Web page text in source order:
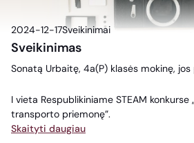
2024-12-17Sveikinimai
Sveikinimas
Sonatą Urbaitę, 4a(P) klasės mokinę, jos
I vieta Respublikiniame STEAM konkurse
transporto priemonę”.
Skaityti daugiau